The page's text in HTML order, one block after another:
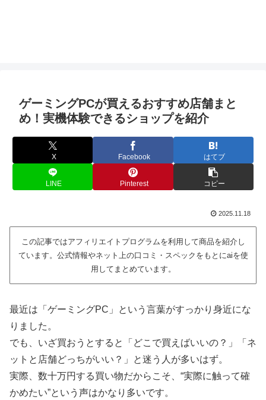
ゲーミングPCが買えるおすすめ店舗まと
め！実機体験できるショップを紹介
X Facebook はてブ
LINE Pinterest コピー
2025.11.18
この記事ではアフィリエイトプログラムを利用して商品を紹介し
ています。公式情報やネット上の口コミ・スペックをもとにaiを使
用してまとめています。
最近は「ゲーミングPC」という言葉がすっかり身近にな
りました。
でも、いざ買おうとすると「どこで買えばいいの？」「ネ
ットと店舗どっちがいい？」と迷う人が多いはず。
実際、数十万円する買い物だからこそ、“実際に触って確
かめたい”という声はかなり多いです。